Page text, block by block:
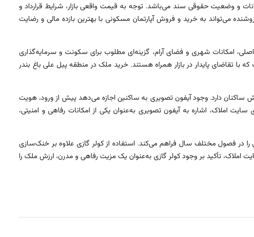
و وضعیت حقوقی سند می‌باشد. توجه به قیمت واقعی بازار، شرایط قرارداد و
می‌تواند به خرید و فروش آپارتمان مسکونی با بهترین بازده مالی و رضایت
امکانات شهری و فضای آرام، گزینه‌ای مطلوب برای سکونت و سرمایه‌گذاری
پایدار در بازار همراه هستند. خرید ملک در منطقه پیل علی باغ بندر
دارد. وجود آیفون تصویری به ساکنین اجازه می‌دهد پیش از ورود، هویت
املاک، اشاره به آیفون تصویری به‌عنوان یکی از امکانات رفاهی و امنیتی،
در فصول مختلف سال فراهم می‌کند. استفاده از کولر گازی علاوه بر خنک‌سازی
تأکید بر وجود کولر گازی به‌عنوان یک مزیت رفاهی و مدرن، ارزش ملک را